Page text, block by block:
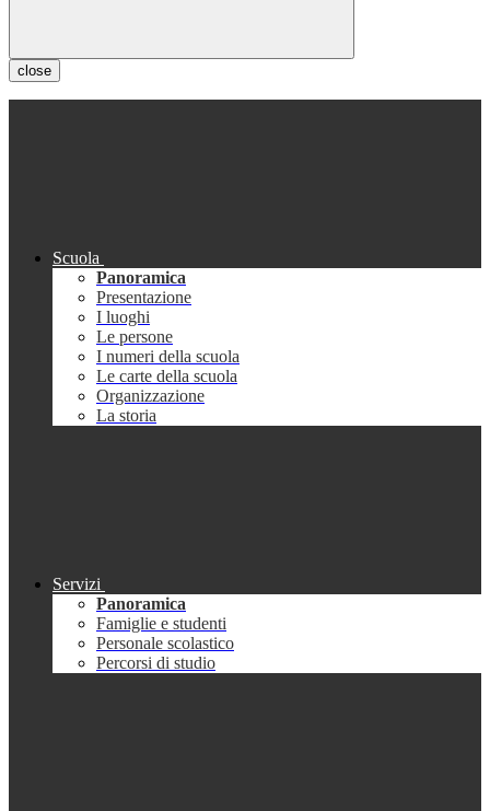
close
Scuola
Panoramica
Presentazione
I luoghi
Le persone
I numeri della scuola
Le carte della scuola
Organizzazione
La storia
Servizi
Panoramica
Famiglie e studenti
Personale scolastico
Percorsi di studio